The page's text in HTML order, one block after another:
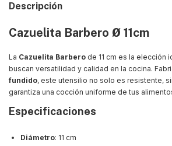
Descripción
Cazuelita Barbero Ø 11cm
La Cazuelita Barbero de 11 cm es la elección
buscan versatilidad y calidad en la cocina.
fundido, este utensilio no solo es resistente,
garantiza una cocción uniforme de tus
Especificaciones
Diámetro: 11 cm